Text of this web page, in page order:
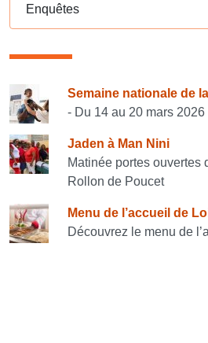
Enquêtes
Consulter également
Semaine nationale de
- Du 14 au 20 mars 2026
Jaden à Man Nini
Matinée portes ouvertes
Rollon de Poucet
Menu de l’accueil de
Découvrez le menu de